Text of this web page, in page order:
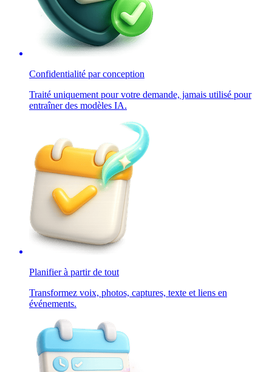
Confidentialité par conception
Traité uniquement pour votre demande, jamais utilisé pour
entraîner des modèles IA.
Planifier à partir de tout
Transformez voix, photos, captures, texte et liens en
événements.